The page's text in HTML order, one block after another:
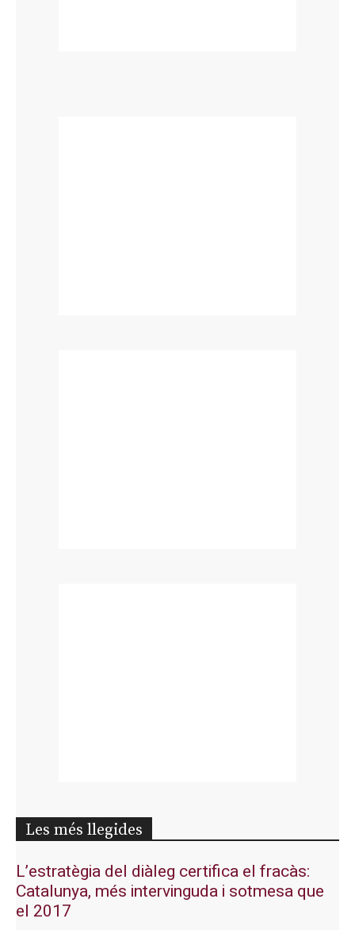
Les més llegides
L’estratègia del diàleg certifica el fracàs:
Catalunya, més intervinguda i sotmesa que
el 2017